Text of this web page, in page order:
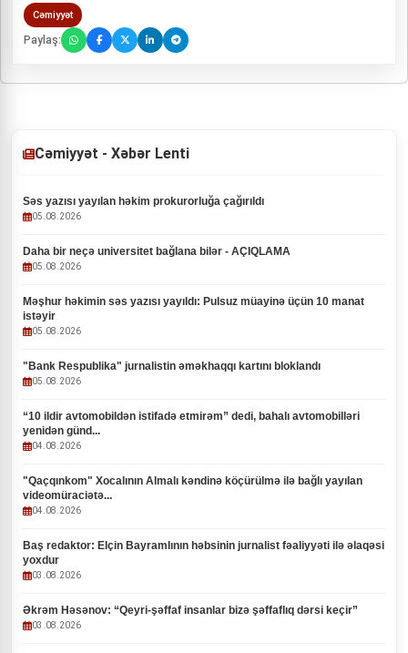
Cəmiyyət
Paylaş:
Cəmiyyət - Xəbər Lenti
Səs yazısı yayılan həkim prokurorluğa çağırıldı
05.08.2026
Daha bir neçə universitet bağlana bilər - AÇIQLAMA
05.08.2026
Məşhur həkimin səs yazısı yayıldı: Pulsuz müayinə üçün 10 manat
istəyir
05.08.2026
"Bank Respublika" jurnalistin əməkhaqqı kartını bloklandı
05.08.2026
“10 ildir avtomobildən istifadə etmirəm” dedi, bahalı avtomobilləri
yenidən günd...
04.08.2026
"Qaçqınkom" Xocalının Almalı kəndinə köçürülmə ilə bağlı yayılan
videomüraciətə...
04.08.2026
Baş redaktor: Elçin Bayramlının həbsinin jurnalist fəaliyyəti ilə əlaqəsi
yoxdur
03.08.2026
Əkrəm Həsənov: “Qeyri-şəffaf insanlar bizə şəffaflıq dərsi keçir”
03.08.2026